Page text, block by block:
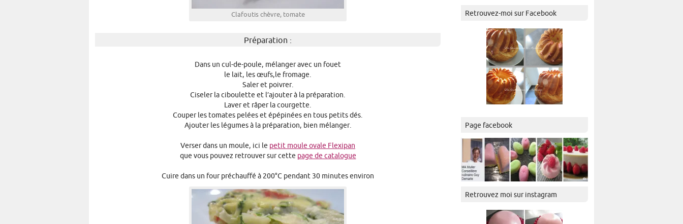
Clafoutis chèvre, tomate
Préparation :
Dans un cul-de-poule, mélanger avec un fouet
le lait, les œufs,le fromage.
Saler et poivrer.
Ciseler la ciboulette et l’ajouter à la préparation.
Laver et râper la courgette.
Couper les tomates pelées et épépinées en tous petits dés.
Ajouter les légumes à la préparation, bien mélanger.
Verser dans un moule, ici le petit moule ovale Flexipan
que vous pouvez retrouver sur cette page de catalogue
Cuire dans un four préchauffé à 200°C pendant 30 minutes environ
Retrouvez-moi sur Facebook
Page facebook
Retrouvez moi sur instagram